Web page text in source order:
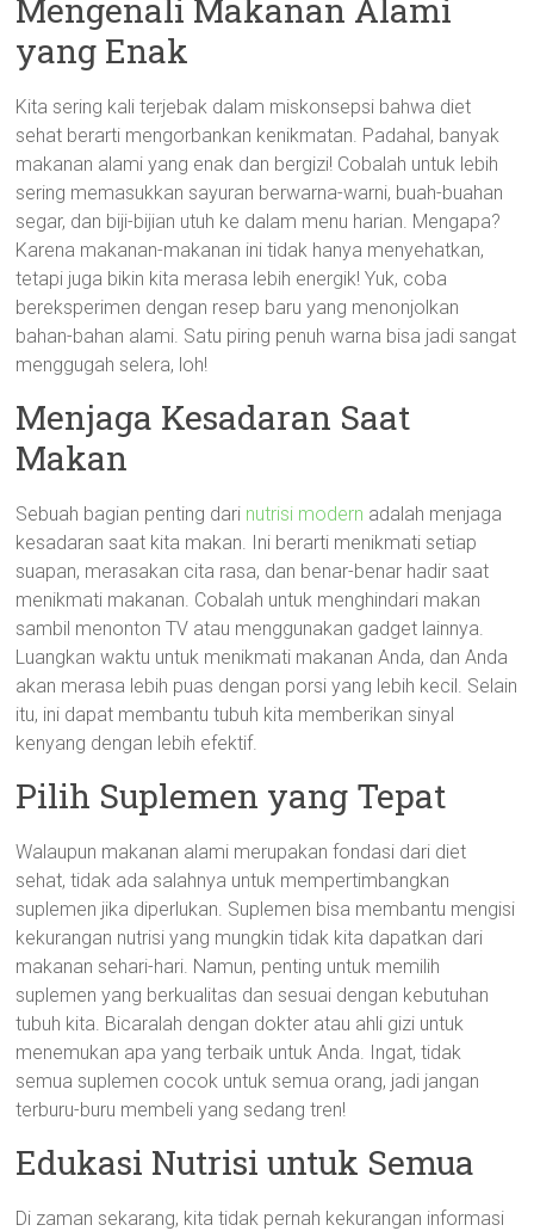
Mengenali Makanan Alami
yang Enak
Kita sering kali terjebak dalam miskonsepsi bahwa diet
sehat berarti mengorbankan kenikmatan. Padahal, banyak
makanan alami yang enak dan bergizi! Cobalah untuk lebih
sering memasukkan sayuran berwarna-warni, buah-buahan
segar, dan biji-bijian utuh ke dalam menu harian. Mengapa?
Karena makanan-makanan ini tidak hanya menyehatkan,
tetapi juga bikin kita merasa lebih energik! Yuk, coba
bereksperimen dengan resep baru yang menonjolkan
bahan-bahan alami. Satu piring penuh warna bisa jadi sangat
menggugah selera, loh!
Menjaga Kesadaran Saat
Makan
Sebuah bagian penting dari nutrisi modern adalah menjaga
kesadaran saat kita makan. Ini berarti menikmati setiap
suapan, merasakan cita rasa, dan benar-benar hadir saat
menikmati makanan. Cobalah untuk menghindari makan
sambil menonton TV atau menggunakan gadget lainnya.
Luangkan waktu untuk menikmati makanan Anda, dan Anda
akan merasa lebih puas dengan porsi yang lebih kecil. Selain
itu, ini dapat membantu tubuh kita memberikan sinyal
kenyang dengan lebih efektif.
Pilih Suplemen yang Tepat
Walaupun makanan alami merupakan fondasi dari diet
sehat, tidak ada salahnya untuk mempertimbangkan
suplemen jika diperlukan. Suplemen bisa membantu mengisi
kekurangan nutrisi yang mungkin tidak kita dapatkan dari
makanan sehari-hari. Namun, penting untuk memilih
suplemen yang berkualitas dan sesuai dengan kebutuhan
tubuh kita. Bicaralah dengan dokter atau ahli gizi untuk
menemukan apa yang terbaik untuk Anda. Ingat, tidak
semua suplemen cocok untuk semua orang, jadi jangan
terburu-buru membeli yang sedang tren!
Edukasi Nutrisi untuk Semua
Di zaman sekarang, kita tidak pernah kekurangan informasi